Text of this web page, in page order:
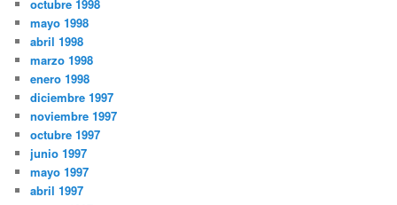
octubre 1998
mayo 1998
abril 1998
marzo 1998
enero 1998
diciembre 1997
noviembre 1997
octubre 1997
junio 1997
mayo 1997
abril 1997